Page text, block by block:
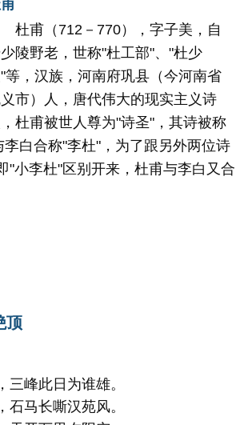
甫（712－770），字子美，自
陵野老，世称"杜工部"、"杜少
等，汉族，河南府巩县（今河南省
市）人，唐代伟大的现实主义诗
，杜甫被世人尊为"诗圣"，其诗被称
李白合称"李杜"，为了跟另外两位诗
"小李杜"区别开来，杜甫与李白又合
顶
三峰此日为谁雄。
石马长嘶汉苑风。